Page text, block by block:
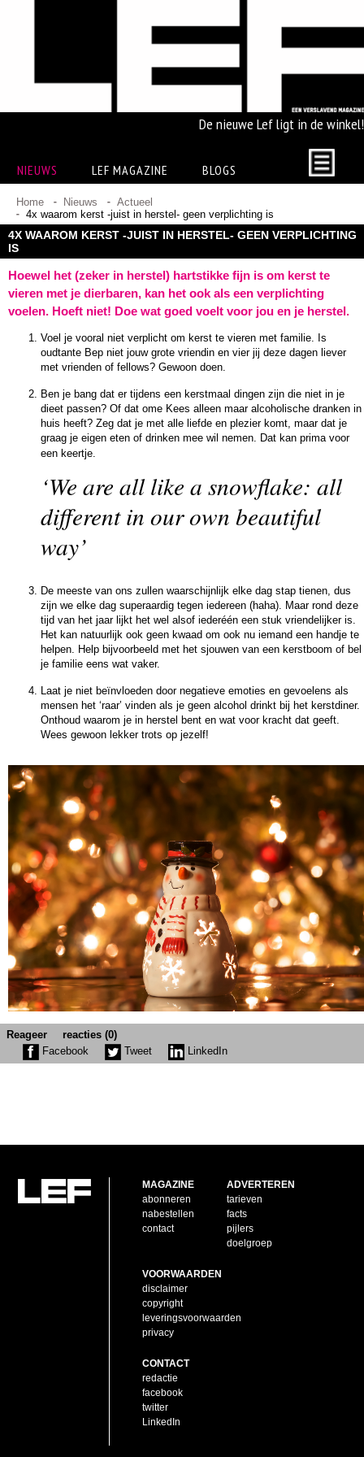
De nieuwe Lef ligt in de winkel!
NIEUWS LEF MAGAZINE BLOGS
Home Nieuws
Actueel
4x waarom kerst -juist in herstel- geen verplichting is
4X WAAROM KERST -JUIST IN HERSTEL- GEEN VERPLICHTING
IS
Hoewel het (zeker in herstel) hartstikke fijn is om kerst te
vieren met je dierbaren, kan het ook als een verplichting
voelen. Hoeft niet! Doe wat goed voelt voor jou en je herstel.
Voel je vooral niet verplicht om kerst te vieren met familie. Is
oudtante Bep niet jouw grote vriendin en vier jij deze dagen liever
met vrienden of fellows? Gewoon doen.
Ben je bang dat er tijdens een kerstmaal dingen zijn die niet in je
dieet passen? Of dat ome Kees alleen maar alcoholische dranken in
huis heeft? Zeg dat je met alle liefde en plezier komt, maar dat je
graag je eigen eten of drinken mee wil nemen. Dat kan prima voor
een keertje.
‘We are all like a snowflake: all
different in our own beautiful
way’
De meeste van ons zullen waarschijnlijk elke dag stap tienen, dus
zijn we elke dag superaardig tegen iedereen (haha). Maar rond deze
tijd van het jaar lijkt het wel alsof iederéén een stuk vriendelijker is.
Het kan natuurlijk ook geen kwaad om ook nu iemand een handje te
helpen. Help bijvoorbeeld met het sjouwen van een kerstboom of bel
je familie eens wat vaker.
Laat je niet beïnvloeden door negatieve emoties en gevoelens als
mensen het ‘raar’ vinden als je geen alcohol drinkt bij het kerstdiner.
Onthoud waarom je in herstel bent en wat voor kracht dat geeft.
Wees gewoon lekker trots op jezelf!
Reageer
reacties (0)
Facebook
Tweet LinkedIn
MAGAZINE
abonneren
nabestellen
contact
ADVERTEREN
tarieven
facts
pijlers
doelgroep
VOORWAARDEN
disclaimer
copyright
leveringsvoorwaarden
privacy
CONTACT
redactie
facebook
twitter
LinkedIn